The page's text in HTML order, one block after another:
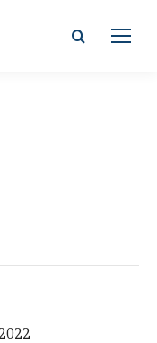
Zoeken: